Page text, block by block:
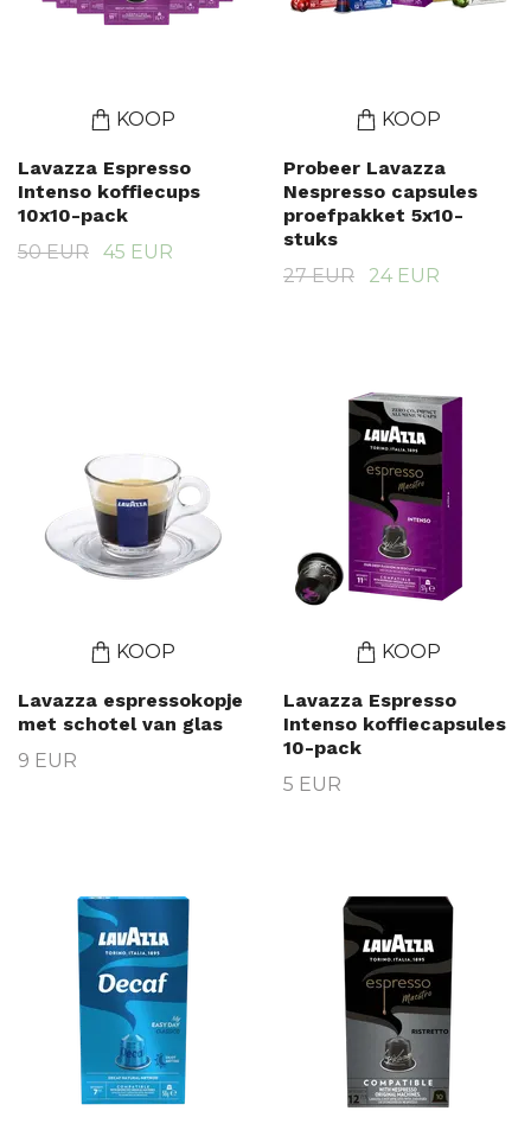
KOOP
Lavazza Espresso
Intenso koffiecups
10x10-pack
50 EUR
45 EUR
KOOP
Probeer Lavazza
Nespresso capsules
proefpakket 5x10-
stuks
27 EUR
24 EUR
KOOP
Lavazza espressokopje
met schotel van glas
9 EUR
KOOP
Lavazza Espresso
Intenso koffiecapsules
10-pack
5 EUR